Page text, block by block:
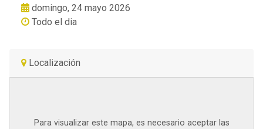
domingo, 24 mayo 2026
Todo el dia
Localización
Para visualizar este mapa, es necesario aceptar las